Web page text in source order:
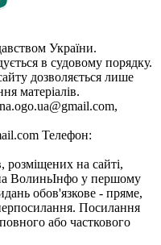
України.
в судовому порядку.
дозволяється лише
матеріалів.
Телефон:
розміщених на сайті,
ВолиньІнфо у першому
обов'язкове - пряме,
Посилання
або часткового